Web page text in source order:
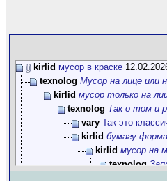
kirlid мусор в краске
texnolog Мусор на лице или
kirlid мусор только на
texnolog Так о том и
vary Так это
kirlid бумагу
kirlid мусор на
texnolog